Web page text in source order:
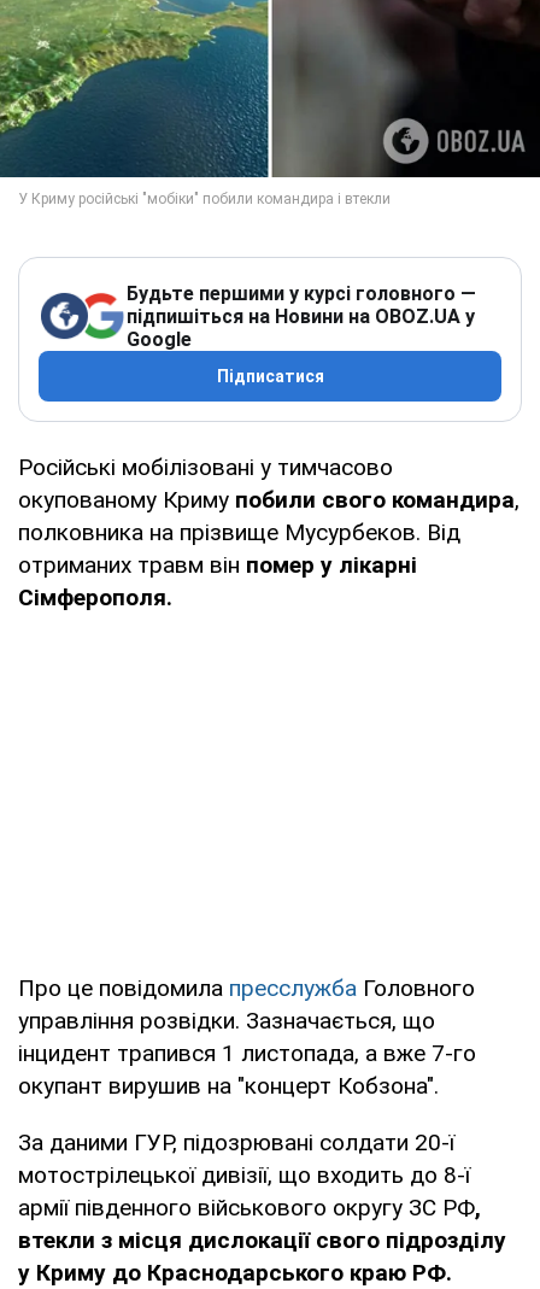
Будьте першими у курсі головного —
підпишіться на Новини на OBOZ.UA у
Google
Підписатися
Російські мобілізовані у тимчасово
окупованому Криму побили свого командира,
полковника на прізвище Мусурбеков. Від
отриманих травм він помер у лікарні
Сімферополя.
Про це повідомила пресслужба Головного
управління розвідки. Зазначається, що
інцидент трапився 1 листопада, а вже 7-го
окупант вирушив на "концерт Кобзона".
За даними ГУР, підозрювані солдати 20-ї
мотострілецької дивізії, що входить до 8-ї
армії південного військового округу ЗС РФ,
втекли з місця дислокації свого підрозділу
у Криму до Краснодарського краю РФ.